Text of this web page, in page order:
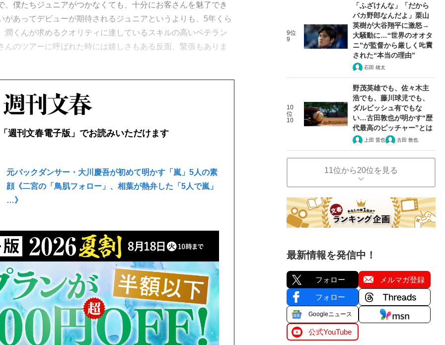
僕たちジュニアがつかなくても、十分にお客さんを魅了でき
あってデビューが期待されるジュニアというよりも、5年くら
潤くんが求めるクオリティに達しているスキルの高いベテラン
のツアーに呼ばれた時には嬉しさもある反面、緊張もありま
週刊文春電子版」でお読みいただけます
元バックダンサー・大川慶吾が初めて明かす「嵐」5人の素
顔《二宮の「鳥肌フォロー」、相葉が熱弁した「5人で嵐」
…》
9位
9
「ふざけんな」「だから
バカ野郎なんだよ」栗山
英樹が大谷翔平に激怒→
大騒動に…“世界のオオタ
ニ”が監督から厳しく𠮟責
された“本当の理由”
石田 雄太
10
位
10
野茂英雄でも、佐々木主
浩でも、藤川球児でも、
ダルビッシュ有でもな
い…古田敦也が明かす“歴
代最高のピッチャー”とは
上田 晋也 古田 敦也
11位から20位を見る
最新情報を発信中！
フォロー メルマガ登録
フォロー
Googleニュース
公式YouTube